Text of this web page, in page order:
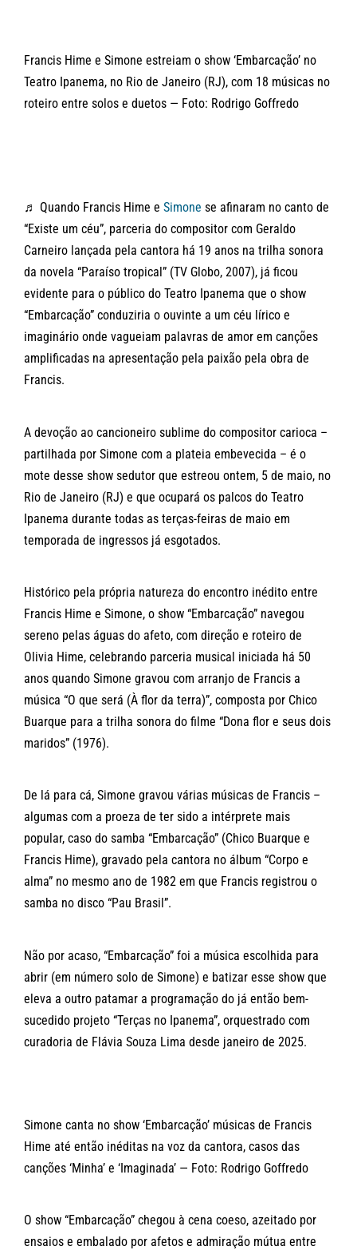
Francis Hime e Simone estreiam o show ‘Embarcação’ no
Teatro Ipanema, no Rio de Janeiro (RJ), com 18 músicas no
roteiro entre solos e duetos — Foto: Rodrigo Goffredo
♬ Quando Francis Hime e Simone se afinaram no canto de
“Existe um céu”, parceria do compositor com Geraldo
Carneiro lançada pela cantora há 19 anos na trilha sonora
da novela “Paraíso tropical” (TV Globo, 2007), já ficou
evidente para o público do Teatro Ipanema que o show
“Embarcação” conduziria o ouvinte a um céu lírico e
imaginário onde vagueiam palavras de amor em canções
amplificadas na apresentação pela paixão pela obra de
Francis.
A devoção ao cancioneiro sublime do compositor carioca –
partilhada por Simone com a plateia embevecida – é o
mote desse show sedutor que estreou ontem, 5 de maio, no
Rio de Janeiro (RJ) e que ocupará os palcos do Teatro
Ipanema durante todas as terças-feiras de maio em
temporada de ingressos já esgotados.
Histórico pela própria natureza do encontro inédito entre
Francis Hime e Simone, o show “Embarcação” navegou
sereno pelas águas do afeto, com direção e roteiro de
Olivia Hime, celebrando parceria musical iniciada há 50
anos quando Simone gravou com arranjo de Francis a
música “O que será (À flor da terra)”, composta por Chico
Buarque para a trilha sonora do filme “Dona flor e seus dois
maridos” (1976).
De lá para cá, Simone gravou várias músicas de Francis –
algumas com a proeza de ter sido a intérprete mais
popular, caso do samba “Embarcação” (Chico Buarque e
Francis Hime), gravado pela cantora no álbum “Corpo e
alma” no mesmo ano de 1982 em que Francis registrou o
samba no disco “Pau Brasil”.
Não por acaso, “Embarcação” foi a música escolhida para
abrir (em número solo de Simone) e batizar esse show que
eleva a outro patamar a programação do já então bem-
sucedido projeto “Terças no Ipanema”, orquestrado com
curadoria de Flávia Souza Lima desde janeiro de 2025.
Simone canta no show ‘Embarcação’ músicas de Francis
Hime até então inéditas na voz da cantora, casos das
canções ‘Minha’ e ‘Imaginada’ — Foto: Rodrigo Goffredo
O show “Embarcação” chegou à cena coeso, azeitado por
ensaios e embalado por afetos e admiração mútua entre